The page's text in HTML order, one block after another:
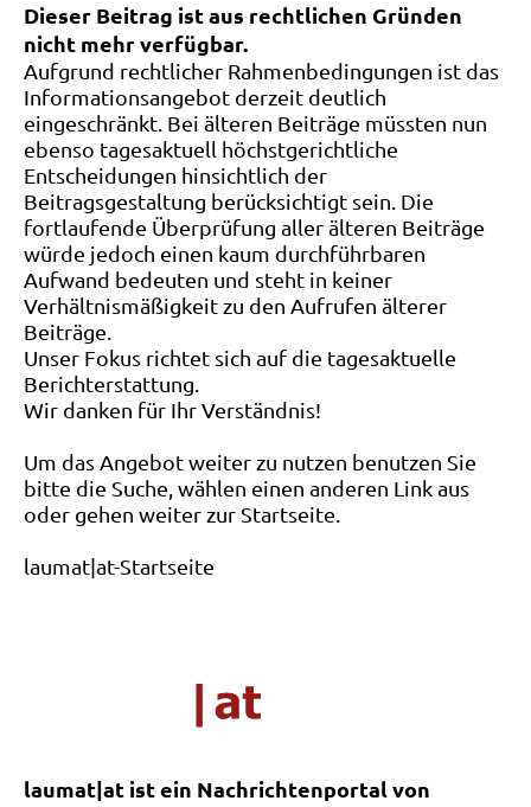
Dieser Beitrag ist aus rechtlichen Gründen
nicht mehr verfügbar.
Aufgrund rechtlicher Rahmenbedingungen ist das
Informationsangebot derzeit deutlich
eingeschränkt. Bei älteren Beiträge müssten nun
ebenso tagesaktuell höchstgerichtliche
Entscheidungen hinsichtlich der
Beitragsgestaltung berücksichtigt sein. Die
fortlaufende Überprüfung aller älteren Beiträge
würde jedoch einen kaum durchführbaren
Aufwand bedeuten und steht in keiner
Verhältnismäßigkeit zu den Aufrufen älterer
Beiträge.
Unser Fokus richtet sich auf die tagesaktuelle
Berichterstattung.
Wir danken für Ihr Verständnis!
Um das Angebot weiter zu nutzen benutzen Sie
bitte die Suche, wählen einen anderen Link aus
oder gehen weiter zur Startseite.
laumat|at-Startseite
laumat|at ist ein Nachrichtenportal von